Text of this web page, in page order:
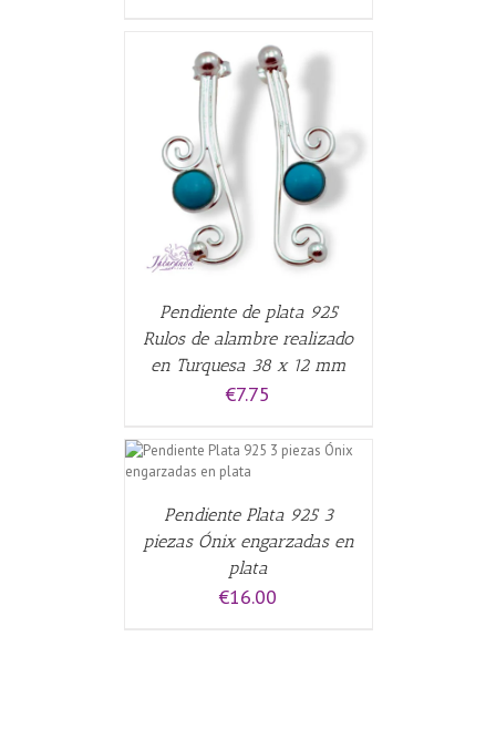
Pendiente de plata 925
Rulos de alambre realizado
en Turquesa 38 x 12 mm
€7.75
Pendiente Plata 925 3
piezas Ónix engarzadas en
plata
€16.00